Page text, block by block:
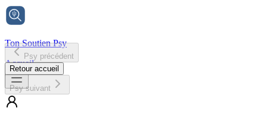
Ton Soutien Psy
Accueil
Psy précédent
Retour accueil
Psy suivant